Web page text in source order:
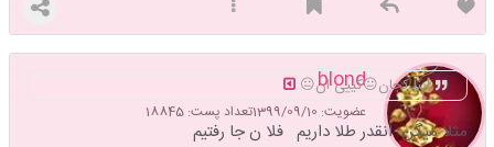
blond
عضویت: 1399/09/10 تعداد پست: 18845
اینا کجان😐کییی ان😐
مثلا میگن انقدر طلا داریم فلا ن جا رفتیم